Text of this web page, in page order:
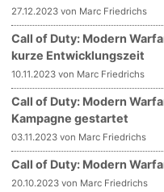
27.12.2023 von Marc Friedrichs
Call of Duty: Modern
kurze Entwicklungszeit
10.11.2023 von Marc Friedrichs
Call of Duty: Modern
Kampagne gestartet
03.11.2023 von Marc Friedrichs
Call of Duty: Modern
20.10.2023 von Marc Friedrichs